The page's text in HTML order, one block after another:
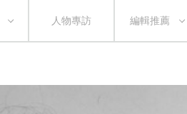
人物專訪 編輯推薦